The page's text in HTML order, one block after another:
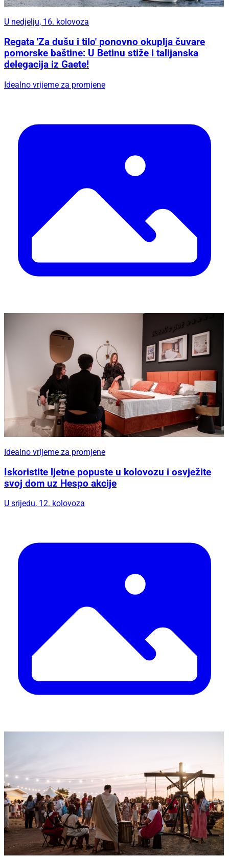
U nedjelju, 16. kolovoza
Regata 'Za dušu i tilo' ponovno okuplja čuvare
pomorske baštine: U Betinu stiže i talijanska
delegacija iz Gaete!
Idealno vrijeme za promjene
Idealno vrijeme za promjene
Iskoristite ljetne popuste u kolovozu i osvježite
svoj dom uz Hespo akcije
U srijedu, 12. kolovoza